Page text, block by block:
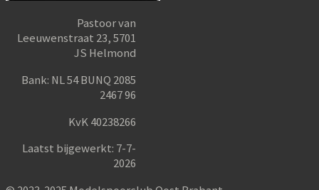
Pastoor van
Leeuwenstraat 23, 5701
JS Helmond
Bank: NL 54 BUNQ 2085
2467 96
KvK 40238266
Laatst bijgewerkt: 7-7-
2026